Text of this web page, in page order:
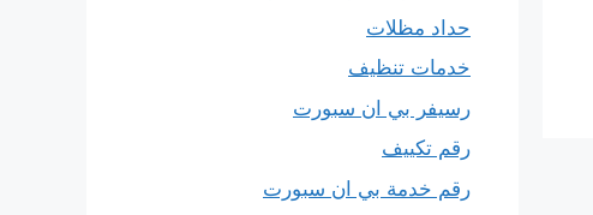
حداد مظلات
خدمات تنظيف
رسيفر بي ان سبورت
رقم تكييف
رقم خدمة بي ان سبورت